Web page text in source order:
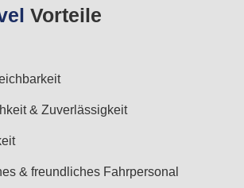
Vorteile
& Zuverlässigkeit
& freundliches Fahrpersonal